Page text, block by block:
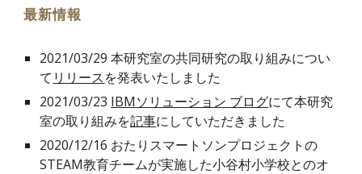
最新情報
2021/03/29 本研究室の共同研究の取り組みについ
て リリースを発表いたしました
2021/03/23 IBMソリューション ブログにて本研究
室の取り組みを記事にしていただきました
2020/12/16 おたりスマートソンプロジェクトの
STEAM教育チームが実施した小谷村小学校とのオ